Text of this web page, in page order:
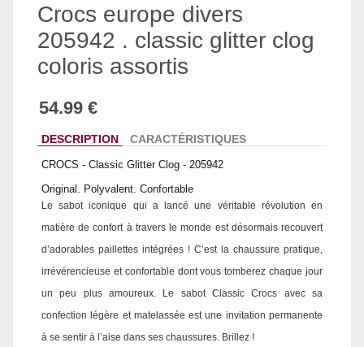
Crocs europe divers
205942 . classic glitter clog
coloris assortis
DESCRIPTION CARACTÉRISTIQUES
CROCS - Classic Glitter Clog - 205942
Original. Polyvalent. Confortable
Le sabot iconique qui a lancé une véritable révolution en
matière de confort à travers le monde est désormais recouvert
d’adorables paillettes intégrées ! C’est la chaussure pratique,
irrévérencieuse et confortable dont vous tomberez chaque jour
un peu plus amoureux. Le sabot Classic Crocs avec sa
confection légère et matelassée est une invitation permanente
à se sentir à l’aise dans ses chaussures. Brillez !